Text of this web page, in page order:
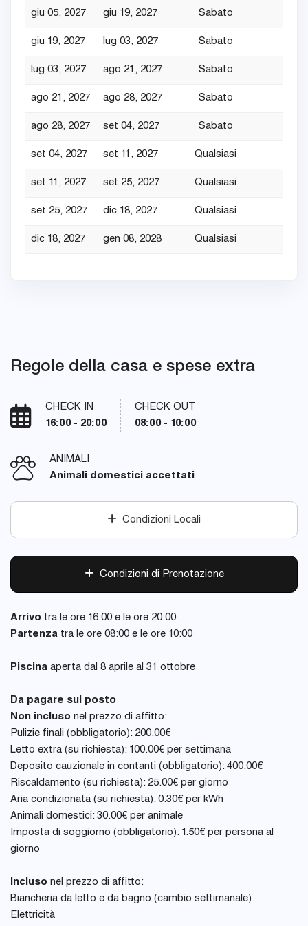
giu 05, 2027 giu 19, 2027 Sabato
giu 19, 2027 lug 03, 2027 Sabato
lug 03, 2027 ago 21, 2027 Sabato
ago 21, 2027 ago 28, 2027 Sabato
ago 28, 2027 set 04, 2027 Sabato
set 04, 2027 set 11, 2027 Qualsiasi
set 11, 2027 set 25, 2027 Qualsiasi
set 25, 2027 dic 18, 2027 Qualsiasi
dic 18, 2027 gen 08, 2028 Qualsiasi
Regole della casa e spese extra
CHECK IN
16:00 - 20:00
CHECK OUT
08:00 - 10:00
ANIMALI
Animali domestici accettati
Condizioni Locali
Condizioni di Prenotazione
Arrivo tra le ore 16:00 e le ore 20:00
Partenza tra le ore 08:00 e le ore 10:00
Piscina aperta dal 8 aprile al 31 ottobre
Da pagare sul posto
Non incluso nel prezzo di affitto:
Pulizie finali (obbligatorio): 200.00€
Letto extra (su richiesta): 100.00€ per settimana
Deposito cauzionale in contanti (obbligatorio): 400.00€
Riscaldamento (su richiesta): 25.00€ per giorno
Aria condizionata (su richiesta): 0.30€ per kWh
Animali domestici: 30.00€ per animale
Imposta di soggiorno (obbligatorio): 1.50€ per persona al
giorno
Incluso nel prezzo di affitto:
Biancheria da letto e da bagno (cambio settimanale)
Elettricità